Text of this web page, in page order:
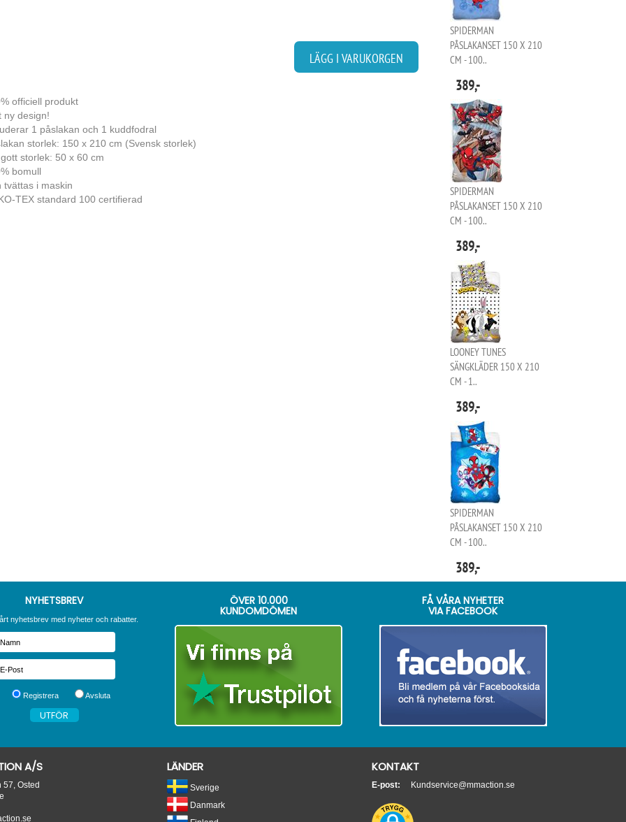
LÄGG I VARUKORGEN
officiell produkt
ny design!
1 påslakan och 1 kuddfodral
storlek: 150 x 210 cm (Svensk storlek)
storlek: 50 x 60 cm
bomull
tvättas i maskin
TEX standard 100 certifierad
SPIDERMAN
PÅSLAKANSET 150 X 210
CM - 100..
389,-
SPIDERMAN
PÅSLAKANSET 150 X 210
CM - 100..
389,-
LOONEY TUNES
SÄNGKLÄDER 150 X 210
CM - 1..
389,-
SPIDERMAN
PÅSLAKANSET 150 X 210
CM - 100..
389,-
NYHETSBREV
nyhetsbrev med nyheter och rabatter.
Registrera Avsluta
ÖVER 10.000
KUNDOMDÖMEN
FÅ VÅRA NYHETER
VIA FACEBOOK
A/S
57, Osted
LÄNDER
Sverige
Danmark
KONTAKT
E-post: Kundservice@mmaction.se